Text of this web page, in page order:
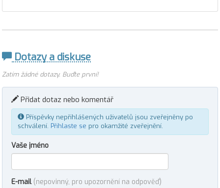
Dotazy a diskuse
Zatím žádné dotazy. Buďte první!
Přidat dotaz nebo komentář
Příspěvky nepřihlášených uživatelů jsou zveřejněny po
schválení. Přihlaste se pro okamžité zveřejnění.
Vaše jméno
E-mail (nepovinný, pro upozornění na odpověď)